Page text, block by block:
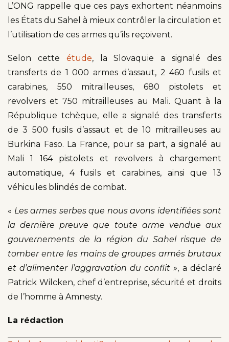
L’ONG rappelle que ces pays exhortent néanmoins
les États du Sahel à mieux contrôler la circulation et
l’utilisation de ces armes qu’ils reçoivent.
Selon cette étude, la Slovaquie a signalé des
transferts de 1 000 armes d’assaut, 2 460 fusils et
carabines, 550 mitrailleuses, 680 pistolets et
revolvers et 750 mitrailleuses au Mali. Quant à la
République tchèque, elle a signalé des transferts
de 3 500 fusils d’assaut et de 10 mitrailleuses au
Burkina Faso. La France, pour sa part, a signalé au
Mali 1 164 pistolets et revolvers à chargement
automatique, 4 fusils et carabines, ainsi que 13
véhicules blindés de combat.
« Les armes serbes que nous avons identifiées sont
la dernière preuve que toute arme vendue aux
gouvernements de la région du Sahel risque de
tomber entre les mains de groupes armés brutaux
et d’alimenter l’aggravation du conflit », a déclaré
Patrick Wilcken, chef d’entreprise, sécurité et droits
de l’homme à Amnesty.
La rédaction